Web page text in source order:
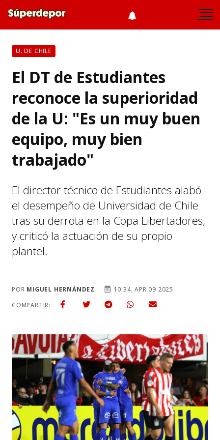
U. DE CHILE
El DT de Estudiantes
reconoce la superioridad
de la U: "Es un muy buen
equipo, muy bien
trabajado"
El director técnico de Estudiantes alabó
el desempeño de Universidad de Chile
tras su derrota en la Copa Libertadores,
y criticó la actuación de su propio
plantel.
POR MIGUEL HERNÁNDEZ
10:34, APR 09 2025
COMPARTIR: